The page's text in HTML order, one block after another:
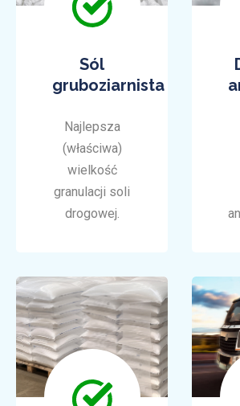
Sól
gruboziarnista
Najlepsza
(właściwa)
wielkość
granulacji soli
drogowej.